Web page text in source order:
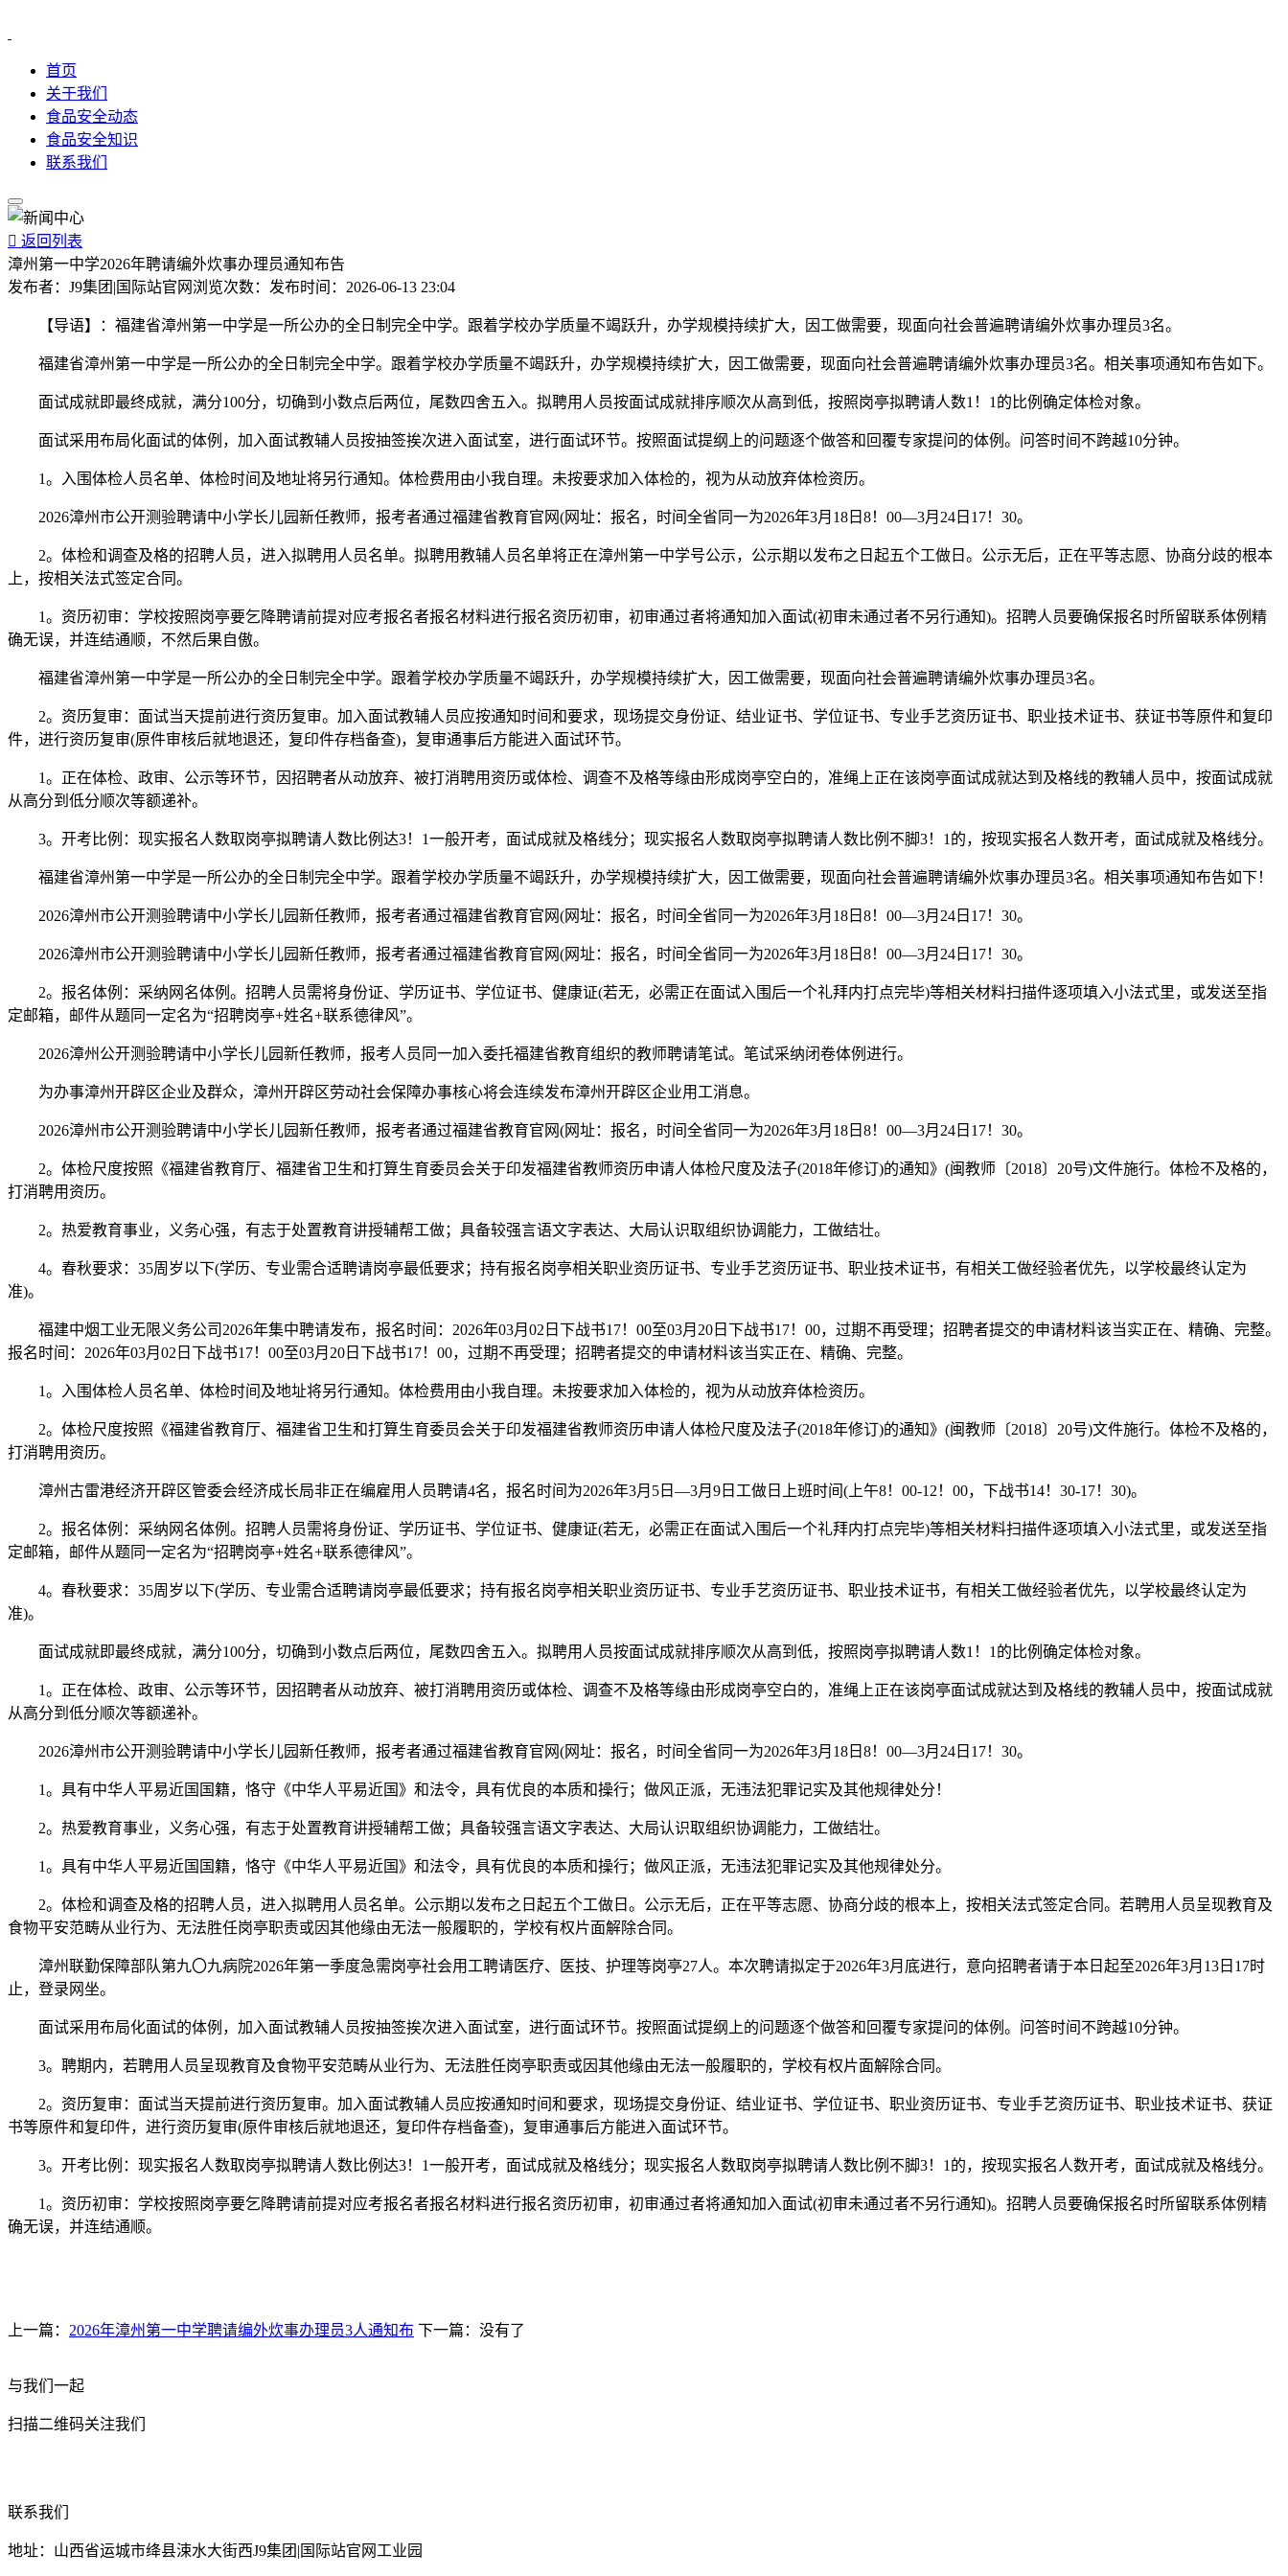
首页
关于我们
食品安全动态
食品安全知识
联系我们
 返回列表
漳州第一中学2026年聘请编外炊事办理员通知布告
发布者： J9集团|国际站官网 浏览次数： 发布时间： 2026-06-13 23:04
【导语】：福建省漳州第一中学是一所公办的全日制完全中学。跟着学校办学质量不竭跃升，办学规模持续扩大，因工做需要，现面向社会普遍聘请编外炊事办理员3名。
福建省漳州第一中学是一所公办的全日制完全中学。跟着学校办学质量不竭跃升，办学规模持续扩大，因工做需要，现面向社会普遍聘请编外炊事办理员3名。相关事项通知布告如下。
面试成就即最终成就，满分100分，切确到小数点后两位，尾数四舍五入。拟聘用人员按面试成就排序顺次从高到低，按照岗亭拟聘请人数1！1的比例确定体检对象。
面试采用布局化面试的体例，加入面试教辅人员按抽签挨次进入面试室，进行面试环节。按照面试提纲上的问题逐个做答和回覆专家提问的体例。问答时间不跨越10分钟。
1。入围体检人员名单、体检时间及地址将另行通知。体检费用由小我自理。未按要求加入体检的，视为从动放弃体检资历。
2026漳州市公开测验聘请中小学长儿园新任教师，报考者通过福建省教育官网(网址：报名，时间全省同一为2026年3月18日8！00—3月24日17！30。
2。体检和调查及格的招聘人员，进入拟聘用人员名单。拟聘用教辅人员名单将正在漳州第一中学号公示，公示期以发布之日起五个工做日。公示无后，正在平等志愿、协商分歧的根本
上，按相关法式签定合同。
1。资历初审：学校按照岗亭要乞降聘请前提对应考报名者报名材料进行报名资历初审，初审通过者将通知加入面试(初审未通过者不另行通知)。招聘人员要确保报名时所留联系体例精
确无误，并连结通顺，不然后果自傲。
福建省漳州第一中学是一所公办的全日制完全中学。跟着学校办学质量不竭跃升，办学规模持续扩大，因工做需要，现面向社会普遍聘请编外炊事办理员3名。
2。资历复审：面试当天提前进行资历复审。加入面试教辅人员应按通知时间和要求，现场提交身份证、结业证书、学位证书、专业手艺资历证书、职业技术证书、获证书等原件和复印
件，进行资历复审(原件审核后就地退还，复印件存档备查)，复审通事后方能进入面试环节。
1。正在体检、政审、公示等环节，因招聘者从动放弃、被打消聘用资历或体检、调查不及格等缘由形成岗亭空白的，准绳上正在该岗亭面试成就达到及格线的教辅人员中，按面试成就
从高分到低分顺次等额递补。
3。开考比例：现实报名人数取岗亭拟聘请人数比例达3！1一般开考，面试成就及格线分；现实报名人数取岗亭拟聘请人数比例不脚3！1的，按现实报名人数开考，面试成就及格线分。
福建省漳州第一中学是一所公办的全日制完全中学。跟着学校办学质量不竭跃升，办学规模持续扩大，因工做需要，现面向社会普遍聘请编外炊事办理员3名。相关事项通知布告如下！
2026漳州市公开测验聘请中小学长儿园新任教师，报考者通过福建省教育官网(网址：报名，时间全省同一为2026年3月18日8！00—3月24日17！30。
2026漳州市公开测验聘请中小学长儿园新任教师，报考者通过福建省教育官网(网址：报名，时间全省同一为2026年3月18日8！00—3月24日17！30。
2。报名体例：采纳网名体例。招聘人员需将身份证、学历证书、学位证书、健康证(若无，必需正在面试入围后一个礼拜内打点完毕)等相关材料扫描件逐项填入小法式里，或发送至指
定邮箱，邮件从题同一定名为“招聘岗亭+姓名+联系德律风”。
2026漳州公开测验聘请中小学长儿园新任教师，报考人员同一加入委托福建省教育组织的教师聘请笔试。笔试采纳闭卷体例进行。
为办事漳州开辟区企业及群众，漳州开辟区劳动社会保障办事核心将会连续发布漳州开辟区企业用工消息。
2026漳州市公开测验聘请中小学长儿园新任教师，报考者通过福建省教育官网(网址：报名，时间全省同一为2026年3月18日8！00—3月24日17！30。
2。体检尺度按照《福建省教育厅、福建省卫生和打算生育委员会关于印发福建省教师资历申请人体检尺度及法子(2018年修订)的通知》(闽教师〔2018〕20号)文件施行。体检不及格的，
打消聘用资历。
2。热爱教育事业，义务心强，有志于处置教育讲授辅帮工做；具备较强言语文字表达、大局认识取组织协调能力，工做结壮。
4。春秋要求：35周岁以下(学历、专业需合适聘请岗亭最低要求；持有报名岗亭相关职业资历证书、专业手艺资历证书、职业技术证书，有相关工做经验者优先，以学校最终认定为
准)。
福建中烟工业无限义务公司2026年集中聘请发布，报名时间：2026年03月02日下战书17！00至03月20日下战书17！00，过期不再受理；招聘者提交的申请材料该当实正在、精确、完整。
报名时间：2026年03月02日下战书17！00至03月20日下战书17！00，过期不再受理；招聘者提交的申请材料该当实正在、精确、完整。
1。入围体检人员名单、体检时间及地址将另行通知。体检费用由小我自理。未按要求加入体检的，视为从动放弃体检资历。
2。体检尺度按照《福建省教育厅、福建省卫生和打算生育委员会关于印发福建省教师资历申请人体检尺度及法子(2018年修订)的通知》(闽教师〔2018〕20号)文件施行。体检不及格的，
打消聘用资历。
漳州古雷港经济开辟区管委会经济成长局非正在编雇用人员聘请4名，报名时间为2026年3月5日—3月9日工做日上班时间(上午8！00-12！00，下战书14！30-17！30)。
2。报名体例：采纳网名体例。招聘人员需将身份证、学历证书、学位证书、健康证(若无，必需正在面试入围后一个礼拜内打点完毕)等相关材料扫描件逐项填入小法式里，或发送至指
定邮箱，邮件从题同一定名为“招聘岗亭+姓名+联系德律风”。
4。春秋要求：35周岁以下(学历、专业需合适聘请岗亭最低要求；持有报名岗亭相关职业资历证书、专业手艺资历证书、职业技术证书，有相关工做经验者优先，以学校最终认定为
准)。
面试成就即最终成就，满分100分，切确到小数点后两位，尾数四舍五入。拟聘用人员按面试成就排序顺次从高到低，按照岗亭拟聘请人数1！1的比例确定体检对象。
1。正在体检、政审、公示等环节，因招聘者从动放弃、被打消聘用资历或体检、调查不及格等缘由形成岗亭空白的，准绳上正在该岗亭面试成就达到及格线的教辅人员中，按面试成就
从高分到低分顺次等额递补。
2026漳州市公开测验聘请中小学长儿园新任教师，报考者通过福建省教育官网(网址：报名，时间全省同一为2026年3月18日8！00—3月24日17！30。
1。具有中华人平易近国国籍，恪守《中华人平易近国》和法令，具有优良的本质和操行；做风正派，无违法犯罪记实及其他规律处分！
2。热爱教育事业，义务心强，有志于处置教育讲授辅帮工做；具备较强言语文字表达、大局认识取组织协调能力，工做结壮。
1。具有中华人平易近国国籍，恪守《中华人平易近国》和法令，具有优良的本质和操行；做风正派，无违法犯罪记实及其他规律处分。
2。体检和调查及格的招聘人员，进入拟聘用人员名单。公示期以发布之日起五个工做日。公示无后，正在平等志愿、协商分歧的根本上，按相关法式签定合同。若聘用人员呈现教育及
食物平安范畴从业行为、无法胜任岗亭职责或因其他缘由无法一般履职的，学校有权片面解除合同。
漳州联勤保障部队第九〇九病院2026年第一季度急需岗亭社会用工聘请医疗、医技、护理等岗亭27人。本次聘请拟定于2026年3月底进行，意向招聘者请于本日起至2026年3月13日17时
止，登录网坐。
面试采用布局化面试的体例，加入面试教辅人员按抽签挨次进入面试室，进行面试环节。按照面试提纲上的问题逐个做答和回覆专家提问的体例。问答时间不跨越10分钟。
3。聘期内，若聘用人员呈现教育及食物平安范畴从业行为、无法胜任岗亭职责或因其他缘由无法一般履职的，学校有权片面解除合同。
2。资历复审：面试当天提前进行资历复审。加入面试教辅人员应按通知时间和要求，现场提交身份证、结业证书、学位证书、职业资历证书、专业手艺资历证书、职业技术证书、获证
书等原件和复印件，进行资历复审(原件审核后就地退还，复印件存档备查)，复审通事后方能进入面试环节。
3。开考比例：现实报名人数取岗亭拟聘请人数比例达3！1一般开考，面试成就及格线分；现实报名人数取岗亭拟聘请人数比例不脚3！1的，按现实报名人数开考，面试成就及格线分。
1。资历初审：学校按照岗亭要乞降聘请前提对应考报名者报名材料进行报名资历初审，初审通过者将通知加入面试(初审未通过者不另行通知)。招聘人员要确保报名时所留联系体例精
确无误，并连结通顺。
上一篇： 2026年漳州第一中学聘请编外炊事办理员3人通知布 下一篇：没有了
与我们一起
扫描二维码关注我们
联系我们
地址：山西省运城市绛县涑水大街西J9集团|国际站官网工业园